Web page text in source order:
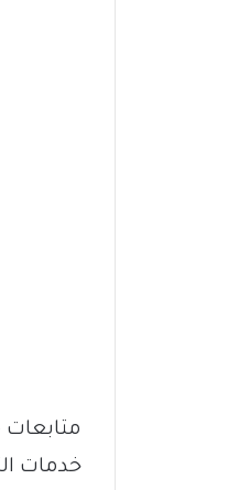
خدمات